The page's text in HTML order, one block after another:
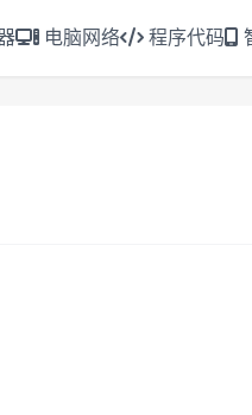
电脑网络 程序代码